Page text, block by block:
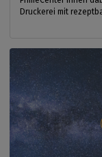
Druckerei mit